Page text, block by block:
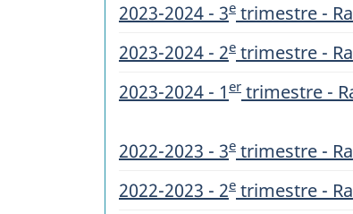
2023-2024 - 3e trimestre -
2023-2024 - 2e trimestre -
2023-2024 - 1 er trimestre -
2022-2023 - 3e trimestre -
2022-2023 - 2e trimestre -